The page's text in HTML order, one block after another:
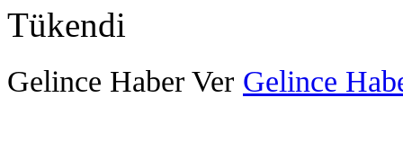
Tükendi
Gelince Haber Ver Gelince